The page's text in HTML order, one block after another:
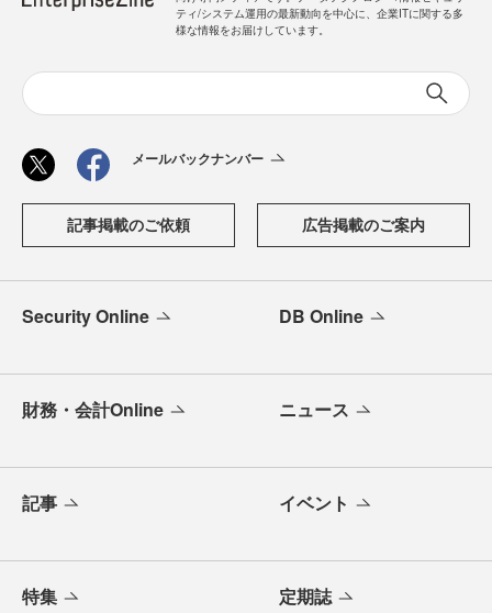
ティ/システム運用の最新動向を中心に、企業ITに関する多
様な情報をお届けしています。
メールバックナンバー
記事掲載のご依頼 広告掲載のご案内
Security Online DB Online
財務・会計Online ニュース
記事 イベント
特集 定期誌